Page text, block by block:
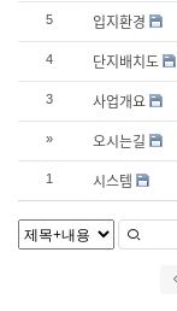
5 입지환경
4 단지배치도
3 사업개요
» 오시는길
1 시스템